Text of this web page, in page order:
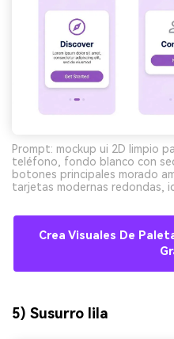
Prompt: mockup ui 2D limpio
teléfono, fondo blanco con
botones principales morado
tarjetas modernas redondas,
Crea Visuales De
5) Susurro lila